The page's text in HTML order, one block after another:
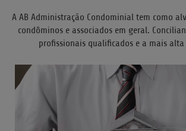
A AB Administração Condominial tem como
condôminos e associados em geral.
profissionais qualificados e a mais